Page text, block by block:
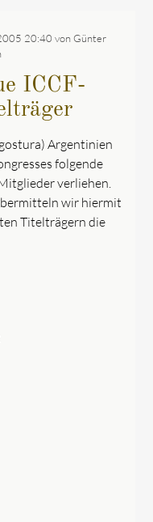
20:40 von Günter
ICCF-
Argentinien
folgende
verliehen.
wir hiermit
Titelträgern die